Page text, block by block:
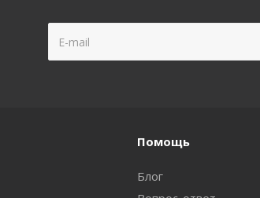
Помощь
Блог